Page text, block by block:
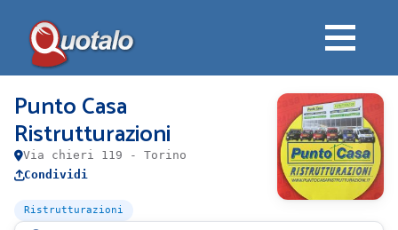
Punto Casa
Ristrutturazioni
Via chieri 119 - Torino
Condividi
Ristrutturazioni